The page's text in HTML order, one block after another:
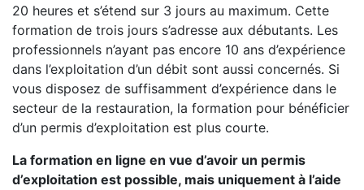
20 heures et s’étend sur 3 jours au maximum. Cette
formation de trois jours s’adresse aux débutants. Les
professionnels n’ayant pas encore 10 ans d’expérience
dans l’exploitation d’un débit sont aussi concernés. Si
vous disposez de suffisamment d’expérience dans le
secteur de la restauration, la formation pour bénéficier
d’un permis d’exploitation est plus courte.
La formation en ligne en vue d’avoir un permis
d’exploitation est possible, mais uniquement à l’aide